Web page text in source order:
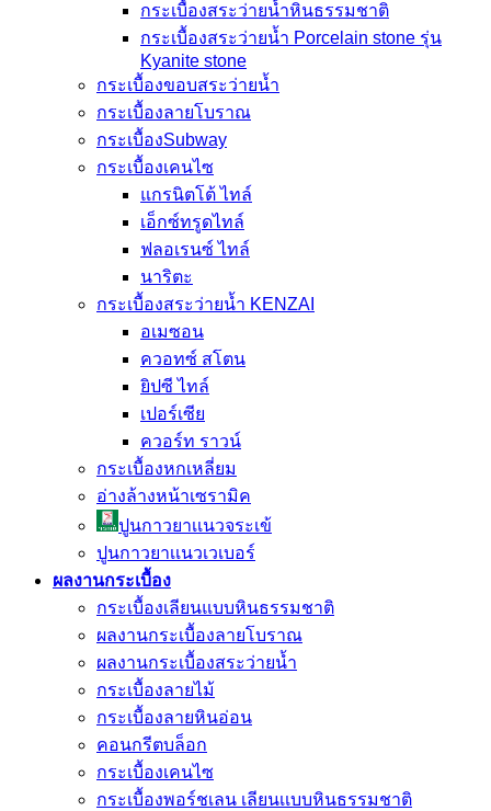
กระเบื้องสระว่ายน้ำหินธรรมชาติ
กระเบื้องสระว่ายนํ้า Porcelain stone รุ่น
Kyanite stone
กระเบื้องขอบสระว่ายน้ำ
กระเบื้องลายโบราณ
กระเบื้องSubway
กระเบื้องเคนไซ
แกรนิตโต้ ไทล์
เอ็กซ์ทรูดไทล์
ฟลอเรนซ์ ไทล์
นาริตะ
กระเบื้องสระว่ายน้ำ KENZAI
อเมซอน
ควอทซ์ สโตน
ยิปซี ไทล์
เปอร์เซีย
ควอร์ท ราวน์
กระเบื้องหกเหลี่ยม
อ่างล้างหน้าเซรามิค
ปูนกาวยาเเนวจระเข้
ปูนกาวยาเเนวเวเบอร์
ผลงานกระเบื้อง
กระเบื้องเลียนแบบหินธรรมชาติ
ผลงานกระเบื้องลายโบราณ
ผลงานกระเบื้องสระว่ายนํ้า
กระเบื้องลายไม้
กระเบื้องลายหินอ่อน
คอนกรีตบล็อก
กระเบื้องเคนไซ
กระเบื้องพอร์ชเลน เลียนเเบบหินธรรมชาติ